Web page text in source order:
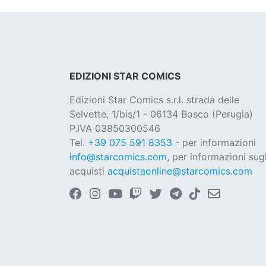
EDIZIONI STAR COMICS
Edizioni Star Comics s.r.l. strada delle
Selvette, 1/bis/1 - 06134 Bosco (Perugia)
P.IVA 03850300546
Tel. +39 075 591 8353 - per informazioni
info@starcomics.com, per informazioni
acquisti acquistaonline@starcomics.com